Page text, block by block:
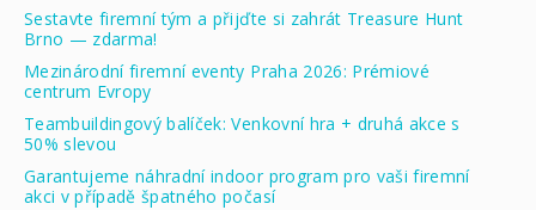
Sestavte firemní tým a přijďte si zahrát Treasure Hunt
Brno — zdarma!
Mezinárodní firemní eventy Praha 2026: Prémiové
centrum Evropy
Teambuildingový balíček: Venkovní hra + druhá akce s
50% slevou
Garantujeme náhradní indoor program pro vaši firemní
akci v případě špatného počasí